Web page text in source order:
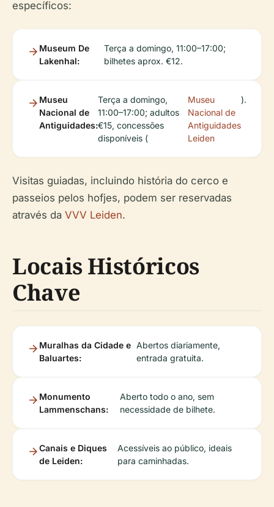
específicos:
Museum De
Lakenhal:
Terça a domingo, 11:00–17:00;
bilhetes aprox. €12.
Museu
Nacional de
Antiguidades:
Terça a domingo,
11:00–17:00; adultos
€15, concessões
disponíveis (
Museu
Nacional de
Antiguidades
Leiden
).
Visitas guiadas, incluindo história do cerco e
passeios pelos hofjes, podem ser reservadas
através da VVV Leiden.
Locais Históricos
Chave
Muralhas da Cidade e
Baluartes:
Abertos diariamente,
entrada gratuita.
Monumento
Lammenschans:
Aberto todo o ano, sem
necessidade de bilhete.
Canais e Diques
de Leiden:
Acessíveis ao público, ideais
para caminhadas.